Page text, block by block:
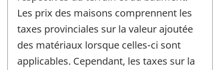
Les prix des maisons comprennent les
taxes provinciales sur la valeur ajoutée
des matériaux lorsque celles-ci sont
applicables. Cependant, les taxes sur la